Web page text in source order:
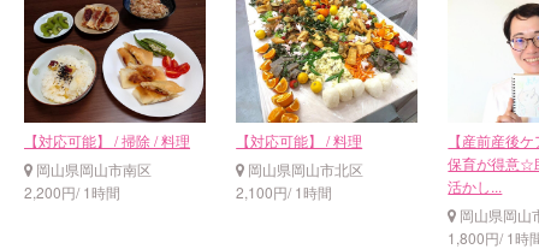
【対応可能】 / 掃除 / 料理
岡山県岡山市南区
2,200円/ 1時間
【対応可能】 / 料理
岡山県岡山市北区
2,100円/ 1時間
【産前産後
保育が得意☆
活かし...
岡山県岡山
1,800円/ 1時